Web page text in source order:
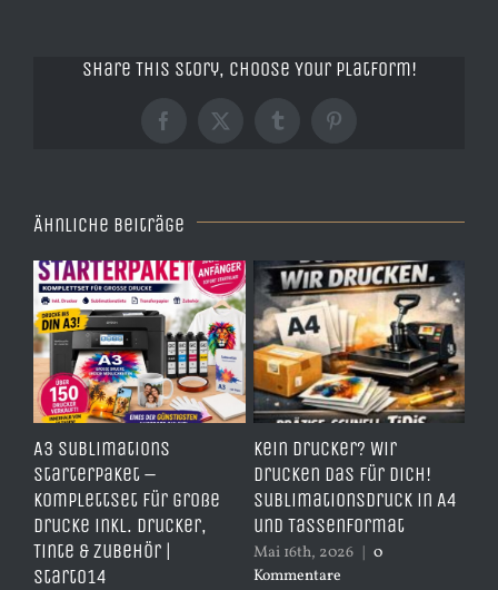
Share This Story, Choose Your Platform!
Facebook
X TumblrPinterest
Ähnliche Beiträge
A3 Sublimations
Starterpaket –
Komplettset für große
Drucke inkl. Drucker,
Tinte & Zubehör |
Start014
Kein Drucker? Wir
drucken das für dich!
Sublimationsdruck in A4
und Tassenformat
Mai 16th, 2026
0
Kommentare